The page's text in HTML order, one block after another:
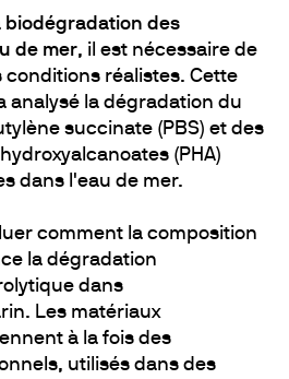
biodégradation des
de mer, il est nécessaire de
conditions réalistes. Cette
analysé la dégradation du
succinate (PBS) et des
(PHA)
dans l'eau de mer.
comment la composition
la dégradation
dans
Les matériaux
à la fois des
utilisés dans des